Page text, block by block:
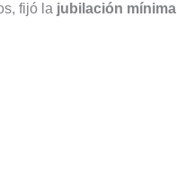
fijó la jubilación mínima